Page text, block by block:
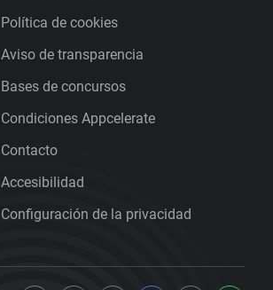
Política de cookies
Aviso de transparencia
Bases de concursos
Condiciones Appcelerate
Contacto
Accesibilidad
Configuración de la privacidad